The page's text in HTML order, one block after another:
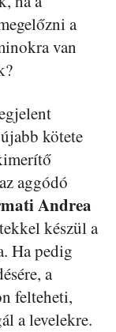
a
van
kötete
aggódó
Andrea
készül a
Ha pedig
a
felteheti,
a levelekre.